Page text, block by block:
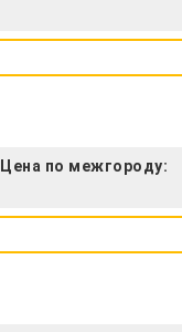
Цена по межгороду: